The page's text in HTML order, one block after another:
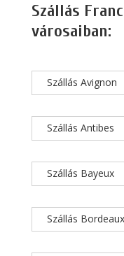
Szállás
városaiban:
Szállás Avignon
Szállás Antibes
Szállás Bayeux
Szállás Bordeaux